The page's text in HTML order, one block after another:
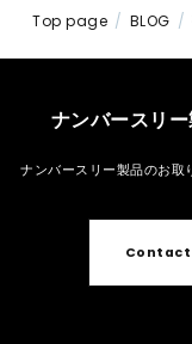
Top page BLOG
ナンバースリ
ナンバースリー製品のお取
Contact